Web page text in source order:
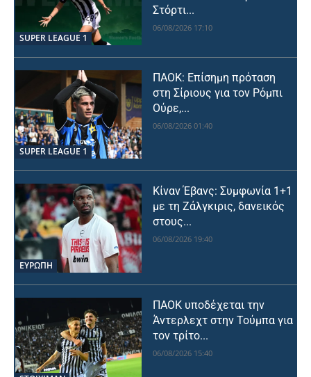
SUPER LEAGUE 1
Στόρτι...
06/08/2026 17:10
SUPER LEAGUE 1
ΠΑΟΚ: Επίσημη πρόταση
στη Σίριους για τον Ρόμπι
Ούρε,...
06/08/2026 01:40
ΕΥΡΩΠΗ
Κίναν Έβανς: Συμφωνία 1+1
με τη Ζάλγκιρις, δανεικός
στους...
06/08/2026 19:40
ΠΑΟΚ υποδέχεται την
Άντερλεχτ στην Τούμπα για
τον τρίτο...
06/08/2026 15:40